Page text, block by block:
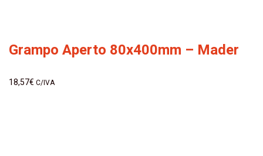
Grampo Aperto 80x400mm – Mader
18,57€ C/IVA